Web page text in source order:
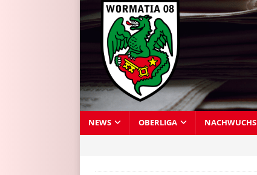
NEWS OBERLIGA NACHWUCHS